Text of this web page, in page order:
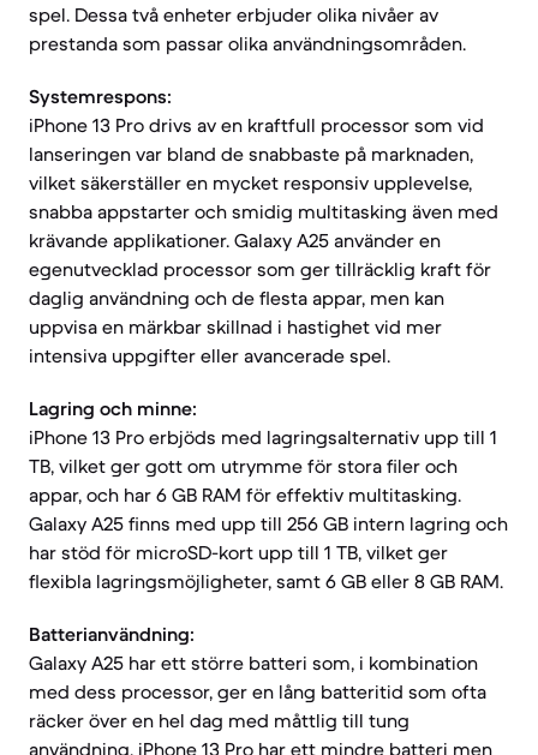
spel. Dessa två enheter erbjuder olika nivåer av
prestanda som passar olika användningsområden.
Systemrespons:
iPhone 13 Pro drivs av en kraftfull processor som vid
lanseringen var bland de snabbaste på marknaden,
vilket säkerställer en mycket responsiv upplevelse,
snabba appstarter och smidig multitasking även med
krävande applikationer. Galaxy A25 använder en
egenutvecklad processor som ger tillräcklig kraft för
daglig användning och de flesta appar, men kan
uppvisa en märkbar skillnad i hastighet vid mer
intensiva uppgifter eller avancerade spel.
Lagring och minne:
iPhone 13 Pro erbjöds med lagringsalternativ upp till 1
TB, vilket ger gott om utrymme för stora filer och
appar, och har 6 GB RAM för effektiv multitasking.
Galaxy A25 finns med upp till 256 GB intern lagring och
har stöd för microSD-kort upp till 1 TB, vilket ger
flexibla lagringsmöjligheter, samt 6 GB eller 8 GB RAM.
Batterianvändning:
Galaxy A25 har ett större batteri som, i kombination
med dess processor, ger en lång batteritid som ofta
räcker över en hel dag med måttlig till tung
användning. iPhone 13 Pro har ett mindre batteri men